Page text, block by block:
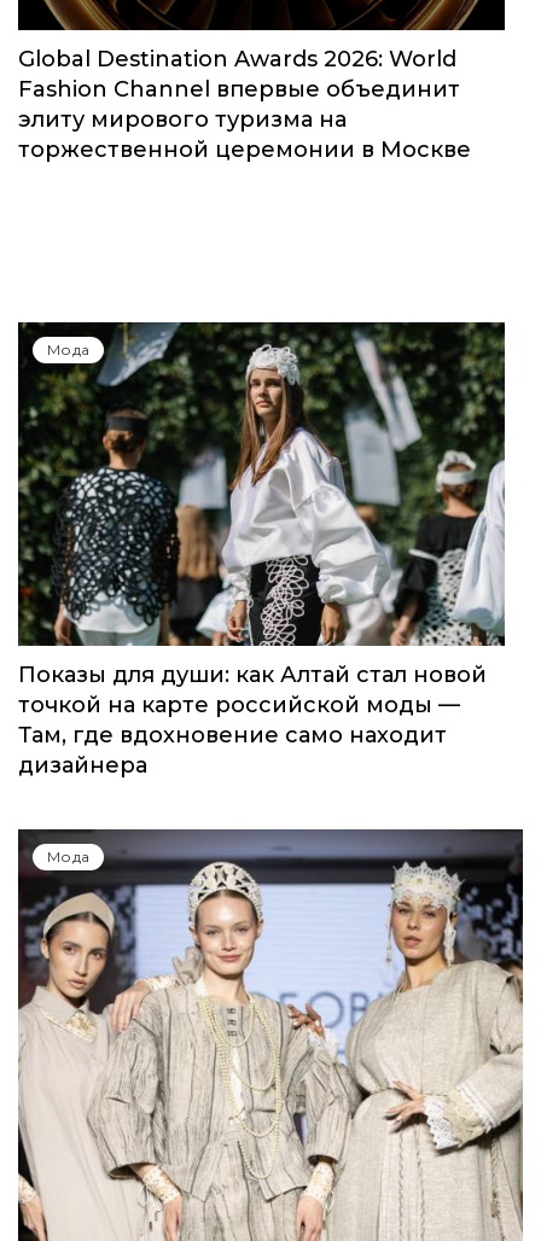
Global Destination Awards 2026: World
Fashion Channel впервые объединит
элиту мирового туризма на
торжественной церемонии в Москве
Мода
Показы для души: как Алтай стал новой
точкой на карте российской моды —
Там, где вдохновение само находит
дизайнера
Мода